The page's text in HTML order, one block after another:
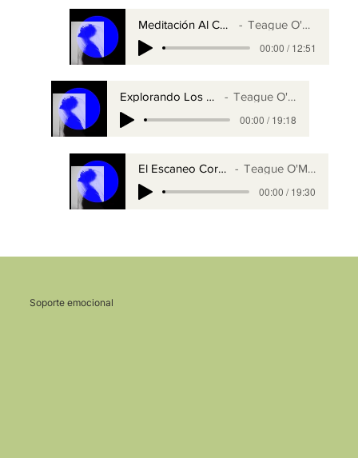
Soporte emocional
El Escaneo Corporal
Teague O'Malley
00:00 / 19:30
Explorando Los Sentidos
Teague O'Malley
00:00 / 19:18
Meditación Al Caminar
Teague O'Malley
00:00 / 12:51